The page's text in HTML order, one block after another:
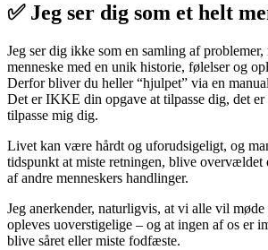
✅ Jeg ser dig som et helt
Jeg ser dig ikke som en samling af problemer,
menneske med en unik historie, følelser og
Derfor bliver du heller “hjulpet” via en
Det er IKKE din opgave at tilpasse dig, det
tilpasse mig dig.
Livet kan være hårdt og uforudsigeligt, og
tidspunkt at miste retningen, blive
af andre menneskers handlinger.
Jeg anerkender, naturligvis, at vi alle vil
opleves uoverstigelige – og at ingen af os er
blive såret eller miste fodfæste.